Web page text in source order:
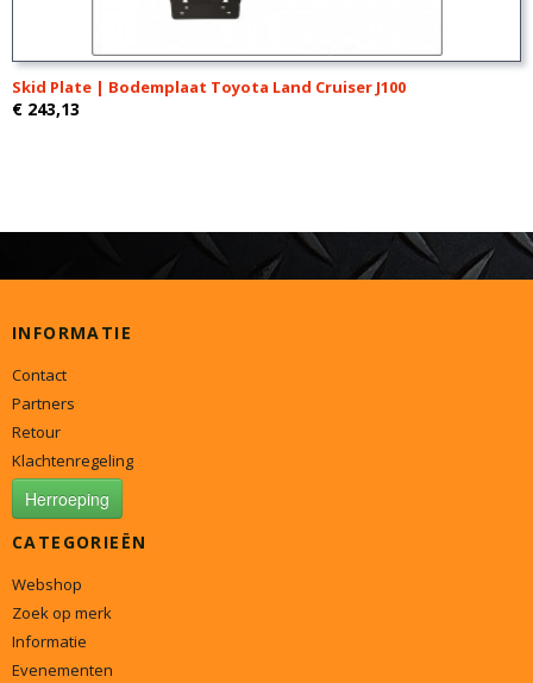
Skid Plate | Bodemplaat Toyota Land Cruiser J100
€ 243,13
INFORMATIE
Contact
Partners
Retour
Klachtenregeling
Herroeping
CATEGORIEËN
Webshop
Zoek op merk
Informatie
Evenementen